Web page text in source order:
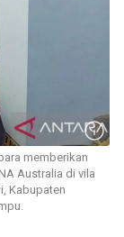
memberikan
Australia di vila
Kabupaten